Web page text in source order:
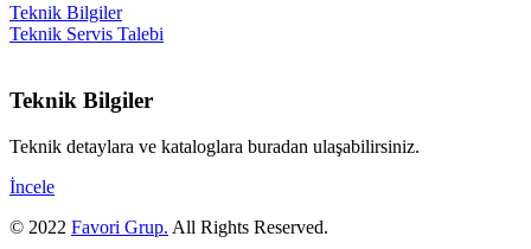
Teknik Bilgiler
Teknik Servis Talebi
Teknik Bilgiler
Teknik detaylara ve kataloglara buradan ulaşabilirsiniz.
İncele
© 2022 Favori Grup. All Rights Reserved.